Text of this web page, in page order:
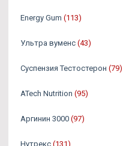
Energy Gum (113)
Ультра вуменс (43)
Суспензия Тестостерон (79)
ATech Nutrition (95)
Аргинин 3000 (97)
Нутрекс (131)